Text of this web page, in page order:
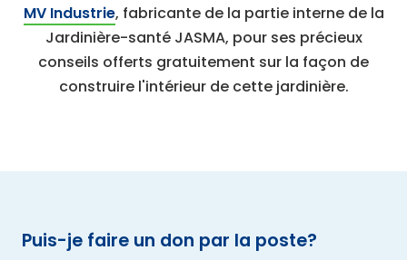
MV Industrie, fabricante de la partie interne de la
Jardinière-santé JASMA, pour ses précieux
conseils offerts gratuitement sur la façon de
construire l'intérieur de cette jardinière.
Puis-je faire un don par la poste?